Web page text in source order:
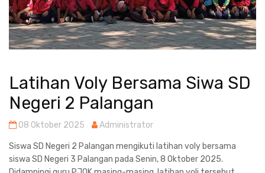
Latihan Voly Bersama Siwa SD
Negeri 2 Palangan
08 Oktober 2025 Administrator
Siswa SD Negeri 2 Palangan mengikuti latihan voly bersama
siswa SD Negeri 3 Palangan pada Senin, 8 Oktober 2025.